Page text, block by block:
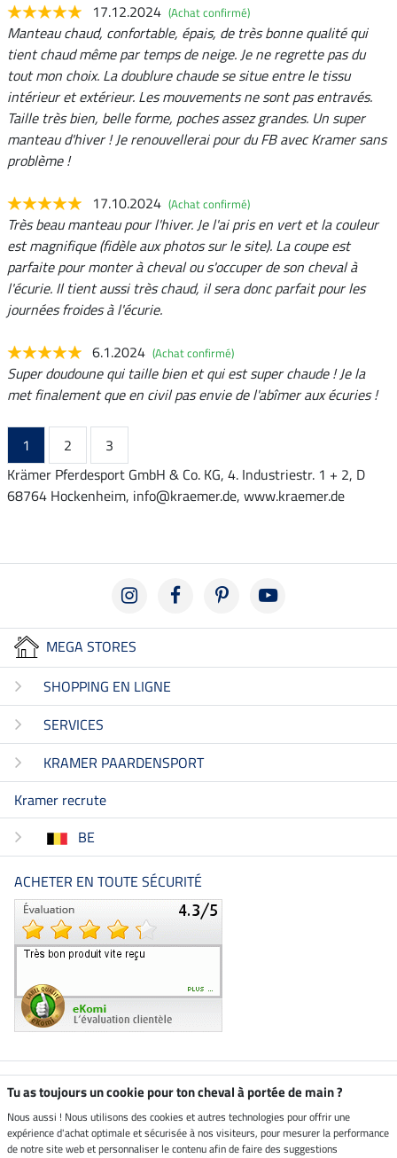
17.12.2024 (Achat confirmé)
Manteau chaud, confortable, épais, de très bonne qualité qui
tient chaud même par temps de neige. Je ne regrette pas du
tout mon choix. La doublure chaude se situe entre le tissu
intérieur et extérieur. Les mouvements ne sont pas entravés.
Taille très bien, belle forme, poches assez grandes. Un super
manteau d'hiver ! Je renouvellerai pour du FB avec Kramer sans
problème !
17.10.2024 (Achat confirmé)
Très beau manteau pour l'hiver. Je l'ai pris en vert et la couleur
est magnifique (fidèle aux photos sur le site). La coupe est
parfaite pour monter à cheval ou s'occuper de son cheval à
l'écurie. Il tient aussi très chaud, il sera donc parfait pour les
journées froides à l'écurie.
6.1.2024 (Achat confirmé)
Super doudoune qui taille bien et qui est super chaude ! Je la
met finalement que en civil pas envie de l'abîmer aux écuries !
1 2
3
Krämer Pferdesport GmbH & Co. KG, 4. Industriestr. 1 + 2, D
68764 Hockenheim, info@kraemer.de, www.kraemer.de
MEGA STORES
SHOPPING EN LIGNE
SERVICES
KRAMER PAARDENSPORT
Kramer recrute
BE
ACHETER EN TOUTE SÉCURITÉ
Boutique climatiquement
Livraison par
Tu as toujours un cookie pour ton cheval à portée de main ?
Nous aussi ! Nous utilisons des cookies et autres technologies pour offrir une
expérience d'achat optimale et sécurisée à nos visiteurs, pour mesurer la performance
de notre site web et personnaliser le contenu afin de faire des suggestions